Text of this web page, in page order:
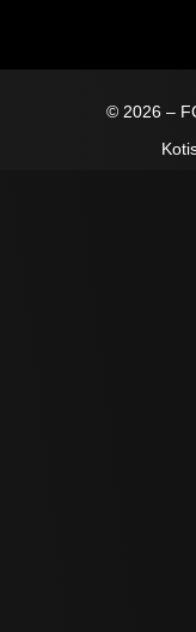
© 2026 –